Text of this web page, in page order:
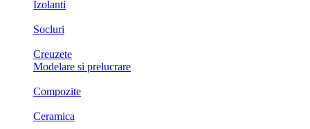
Izolanti
Socluri
Creuzete
Modelare si prelucrare
Compozite
Ceramica